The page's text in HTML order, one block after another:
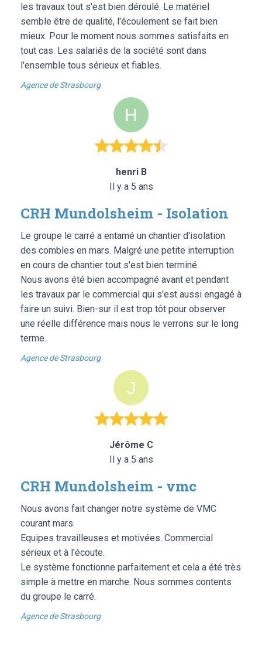
les travaux tout s'est bien déroulé. Le matériel
semble être de qualité, l'écoulement se fait bien
mieux. Pour le moment nous sommes satisfaits en
tout cas. Les salariés de la société sont dans
l'ensemble tous sérieux et fiables.
Agence de Strasbourg
henri B
Il y a 5 ans
CRH Mundolsheim - Isolation
Le groupe le carré a entamé un chantier d'isolation
des combles en mars. Malgré une petite interruption
en cours de chantier tout s'est bien terminé.
Nous avons été bien accompagné avant et pendant
les travaux par le commercial qui s'est aussi engagé à
faire un suivi. Bien-sur il est trop tôt pour observer
une réelle différence mais nous le verrons sur le long
terme.
Agence de Strasbourg
Jérôme C
Il y a 5 ans
CRH Mundolsheim - vmc
Nous avons fait changer notre système de VMC
courant mars.
Equipes travailleuses et motivées. Commercial
sérieux et à l'écoute.
Le système fonctionne parfaitement et cela a été très
simple à mettre en marche. Nous sommes contents
du groupe le carré.
Agence de Strasbourg